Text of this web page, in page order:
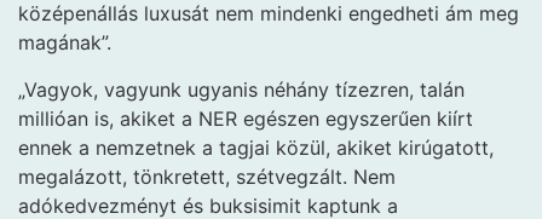
középenállás luxusát nem mindenki engedheti ám meg
magának”.
„Vagyok, vagyunk ugyanis néhány tízezren, talán
millióan is, akiket a NER egészen egyszerűen kiírt
ennek a nemzetnek a tagjai közül, akiket kirúgatott,
megalázott, tönkretett, szétvegzált. Nem
adókedvezményt és buksisimit kaptunk a